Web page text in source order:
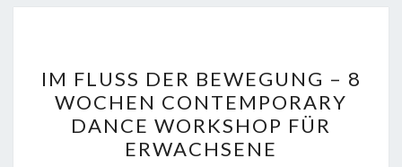
FLUSS
DER
BEWEGUNG
–
IM FLUSS DER BEWEGUNG – 8
WOCHEN CONTEMPORARY
DANCE WORKSHOP FÜR
ERWACHSENE